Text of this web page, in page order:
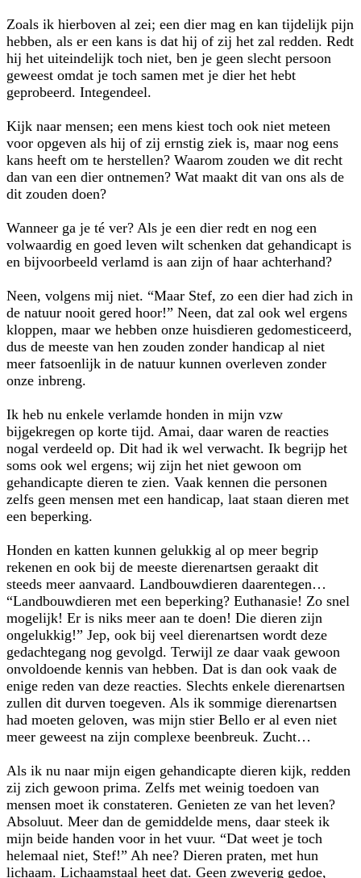
Zoals ik hierboven al zei; een dier mag en kan tijdelijk pijn
hebben, als er een kans is dat hij of zij het zal redden. Redt
hij het uiteindelijk toch niet, ben je geen slecht persoon
geweest omdat je toch samen met je dier het hebt
geprobeerd. Integendeel.
Kijk naar mensen; een mens kiest toch ook niet meteen
voor opgeven als hij of zij ernstig ziek is, maar nog eens
kans heeft om te herstellen? Waarom zouden we dit recht
dan van een dier ontnemen? Wat maakt dit van ons als de
dit zouden doen?
Wanneer ga je té ver? Als je een dier redt en nog een
volwaardig en goed leven wilt schenken dat gehandicapt is
en bijvoorbeeld verlamd is aan zijn of haar achterhand?
Neen, volgens mij niet. “Maar Stef, zo een dier had zich in
de natuur nooit gered hoor!” Neen, dat zal ook wel ergens
kloppen, maar we hebben onze huisdieren gedomesticeerd,
dus de meeste van hen zouden zonder handicap al niet
meer fatsoenlijk in de natuur kunnen overleven zonder
onze inbreng.
Ik heb nu enkele verlamde honden in mijn vzw
bijgekregen op korte tijd. Amai, daar waren de reacties
nogal verdeeld op. Dit had ik wel verwacht. Ik begrijp het
soms ook wel ergens; wij zijn het niet gewoon om
gehandicapte dieren te zien. Vaak kennen die personen
zelfs geen mensen met een handicap, laat staan dieren met
een beperking.
Honden en katten kunnen gelukkig al op meer begrip
rekenen en ook bij de meeste dierenartsen geraakt dit
steeds meer aanvaard. Landbouwdieren daarentegen…
“Landbouwdieren met een beperking? Euthanasie! Zo snel
mogelijk! Er is niks meer aan te doen! Die dieren zijn
ongelukkig!” Jep, ook bij veel dierenartsen wordt deze
gedachtegang nog gevolgd. Terwijl ze daar vaak gewoon
onvoldoende kennis van hebben. Dat is dan ook vaak de
enige reden van deze reacties. Slechts enkele dierenartsen
zullen dit durven toegeven. Als ik sommige dierenartsen
had moeten geloven, was mijn stier Bello er al even niet
meer geweest na zijn complexe beenbreuk. Zucht…
Als ik nu naar mijn eigen gehandicapte dieren kijk, redden
zij zich gewoon prima. Zelfs met weinig toedoen van
mensen moet ik constateren. Genieten ze van het leven?
Absoluut. Meer dan de gemiddelde mens, daar steek ik
mijn beide handen voor in het vuur. “Dat weet je toch
helemaal niet, Stef!” Ah nee? Dieren praten, met hun
lichaam. Lichaamstaal heet dat. Geen zweverig gedoe,